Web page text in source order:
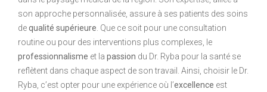
son approche personnalisée, assure à ses patients des soins
dequalité supérieure . Que ce soit pour une consultation
routine ou pour des interventions plus complexes, le
professionnalisme et la passion du Dr. Ryba pour la santé se
reflètent dans chaque aspect de son travail. Ainsi, choisir le Dr.
Ryba, c’est opter pour une expérience où l’excellence est